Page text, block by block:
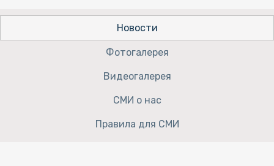
Новости
Фотогалерея
Видеогалерея
СМИ о нас
Правила для СМИ